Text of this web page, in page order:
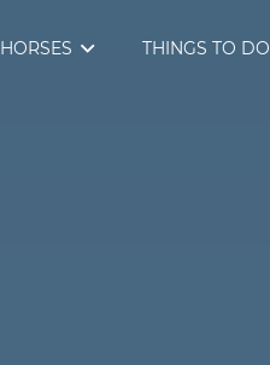
HORSES THINGS TO DO